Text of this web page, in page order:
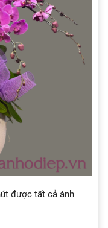
được tất cả ánh